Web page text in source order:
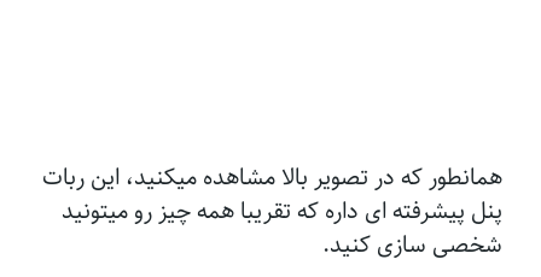
همانطور که در تصویر بالا مشاهده میکنید، این ربات
پنل پیشرفته ای داره که تقریبا همه چیز رو میتونید
شخصی سازی کنید.